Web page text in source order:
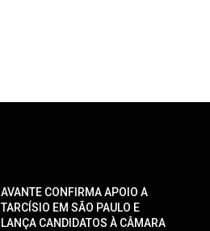
AVANTE CONFIRMA APOIO A
TARCÍSIO EM SÃO PAULO E
LANÇA CANDIDATOS À CÂMARA